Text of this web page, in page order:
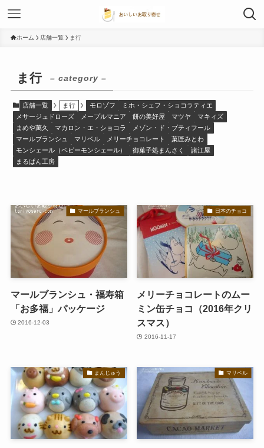
ホーム 店舗一覧 ま行
ま行 – category –
店舗一覧 ま行 モロゾフ
ミホ・シェフ・ショコラティエ
メサージュドローズ
メープルマニア 餅の美好屋 マツヤ
マキィズ
まめや萬久
マカロン・エ・ショコラ
メゾン・ド・プティフール
マールブランシュ
マリベル メリーチョコレート
菓匠みとわ
モンシェール（ベビーモンシェール）
御菓子処まんさく
諸江屋
まるぱん工房
マールブランシュ
マールブランシュ・福寿箱
「お多福」パッケージ
2016-12-03
日本のチョコ
メリーチョコレートのムー
ミン缶チョコ（2016年クリ
スマス）
2016-11-17
まんじゅう マリベル